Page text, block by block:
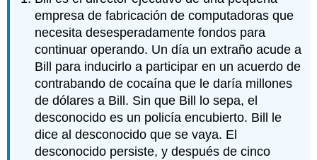
empresa de fabricación de computadoras que
necesita desesperadamente fondos para
continuar operando. Un día un extraño acude a
Bill para inducirlo a participar en un acuerdo de
contrabando de cocaína que le daría millones
de dólares a Bill. Sin que Bill lo sepa, el
desconocido es un policía encubierto. Bill le
dice al desconocido que se vaya. El
desconocido persiste, y después de cinco